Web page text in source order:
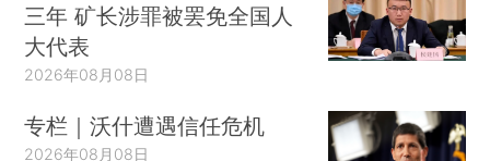
三年 矿长涉罪被罢免全国人
大代表
2026年08月08日
专栏｜沃什遭遇信任危机
2026年08月08日